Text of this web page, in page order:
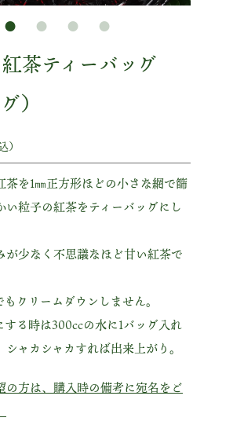
茶ティーバッグ
）
）
茶を1㎜正方形ほどの小さな網で篩
い粒子の紅茶をティーバッグにし
が少なく不思議なほど甘い紅茶で
クリームダウンしません。
する時は300ccの水に1バッグ入れ
ャカシャカすれば出来上がり。
の方は、購入時の備考に宛名をご